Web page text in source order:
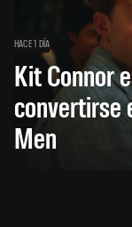
HACE 1 DÍA
Kit Connor
convertirse
Men